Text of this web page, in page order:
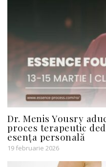
Dr. Menis Yousry
proces terapeutic
esența personală
19 februarie 2026